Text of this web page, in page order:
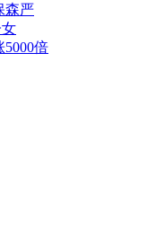
森严
5000倍